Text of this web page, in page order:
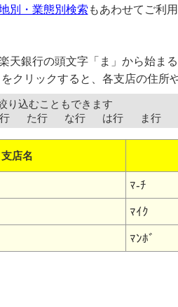
別・業態別検索 もあわせてご利用
天銀行の頭文字「ま」から始ま
クリックすると、各支店の住所
り込むこともできます
た行 な行 は行 ま行
支店名
ﾏ-ﾁ
ﾏｲｸ
ﾏﾝﾎﾞ